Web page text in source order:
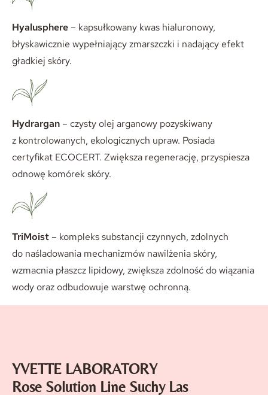
Hyalusphere – kapsułkowany kwas hialuronowy,
błyskawicznie wypełniający zmarszczki i nadający efekt
gładkiej skóry.
Hydrargan – czysty olej arganowy pozyskiwany
z kontrolowanych, ekologicznych upraw. Posiada
certyfikat ECOCERT. Zwiększa regenerację, przyspiesza
odnowę komórek skóry.
TriMoist – kompleks substancji czynnych, zdolnych
do naśladowania mechanizmów nawilżenia skóry,
wzmacnia płaszcz lipidowy, zwiększa zdolność do wiązania
wody oraz odbudowuje warstwę ochronną.
YVETTE LABORATORY
Rose Solution Line Suchy Las